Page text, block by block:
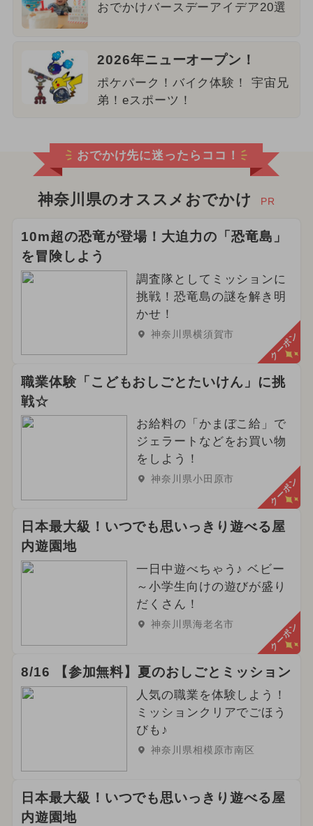
おでかけバースデーアイデア20選
2026年ニューオープン！
ポケパーク！バイク体験！ 宇宙兄
弟！eスポーツ！
おでかけ先に迷ったらココ！
神奈川県のオススメおでかけ PR
10m超の恐竜が登場！大迫力の「恐竜島」
を冒険しよう
調査隊としてミッションに
挑戦！恐竜島の謎を解き明
かせ！
神奈川県横須賀市 クーポン
職業体験「こどもおしごとたいけん」に挑
戦☆
お給料の「かまぼこ給」で
ジェラートなどをお買い物
をしよう！
神奈川県小田原市 クーポン
日本最大級！いつでも思いっきり遊べる屋
内遊園地
一日中遊べちゃう♪ ベビー
～小学生向けの遊びが盛り
だくさん！
神奈川県海老名市 クーポン
8/16 【参加無料】夏のおしごとミッション
人気の職業を体験しよう！
ミッションクリアでごほう
びも♪
神奈川県相模原市南区
日本最大級！いつでも思いっきり遊べる屋
内遊園地